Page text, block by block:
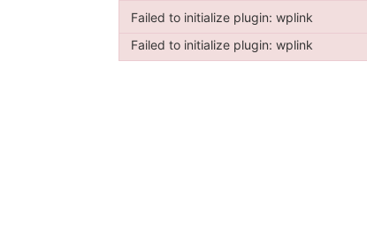
Failed to initialize plugin: wplink
Failed to initialize plugin: wplink
Failed to initialize plugin: wplink